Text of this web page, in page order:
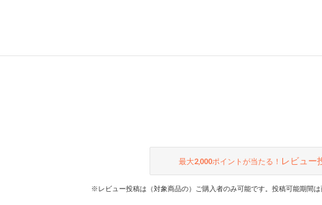
最大2,000ポイントが当たる！ レビュー
※レビュー投稿は（対象商品の）ご購入者のみ可能です。投稿可能期間